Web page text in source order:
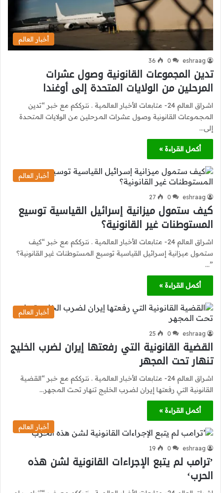
أخبار العالم
eshraag
0
36
تدين المجموعات القانونية وصول عشرات
المرحلين من الولايات المتحدة إلى أوغندا
اشراق العالم 24- متابعات الأخبار العالمية . نترككم مع خبر “تدين
المجموعات القانونية وصول عشرات المرحلين من الولايات المتحدة
إلى…
أكمل القراءة »
أخبار العالم
eshraag
0
27
كيف ستمول ميزانية إسرائيل القياسية توسيع
المستوطنات غير القانونية؟
اشراق العالم 24- متابعات الأخبار العالمية . نترككم مع خبر “كيف
ستمول ميزانية إسرائيل القياسية توسيع المستوطنات غير القانونية؟
”…
أكمل القراءة »
أخبار العالم
eshraag
0
25
القضية القانونية التي رفعتها إيران لضرب الخليج
تنهار تحت المجهر
اشراق العالم 24- متابعات الأخبار العالمية . نترككم مع خبر “القضية
القانونية التي رفعتها إيران لضرب الخليج تنهار تحت المجهر…
أكمل القراءة »
أخبار العالم
eshraag
0
19
’ترامب لم يتبع الإجراءات القانونية لشن هذه
الحرب‘